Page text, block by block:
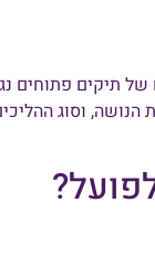
תיקים פתוחים
וסוג